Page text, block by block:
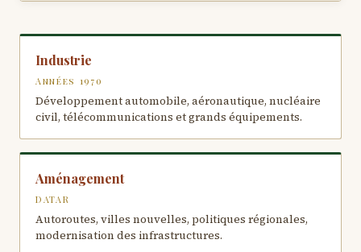
Industrie
Années 1970
Développement automobile, aéronautique, nucléaire
civil, télécommunications et grands équipements.
Aménagement
DATAR
Autoroutes, villes nouvelles, politiques régionales,
modernisation des infrastructures.